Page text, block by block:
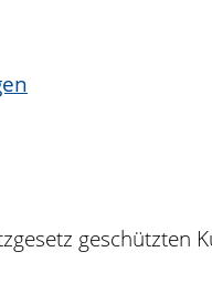
geschützten